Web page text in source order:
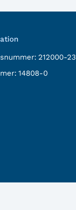
212000-
14808-0